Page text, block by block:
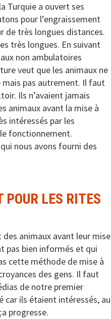
Turquie a ouvert ses
pour l’engraissement
de très longues distances.
très longues. En suivant
non ambulatoires
veut que les animaux ne
mais pas autrement. Il faut
Ils n’avaient jamais
animaux avant la mise à
intéressés par les
fonctionnement.
nous avons fourni des
POUR LES RITES
animaux avant leur mise
pas bien informés et qui
cette méthode de mise à
des gens. Il faut
de notre premier
ils étaient intéressés, au
progresse.